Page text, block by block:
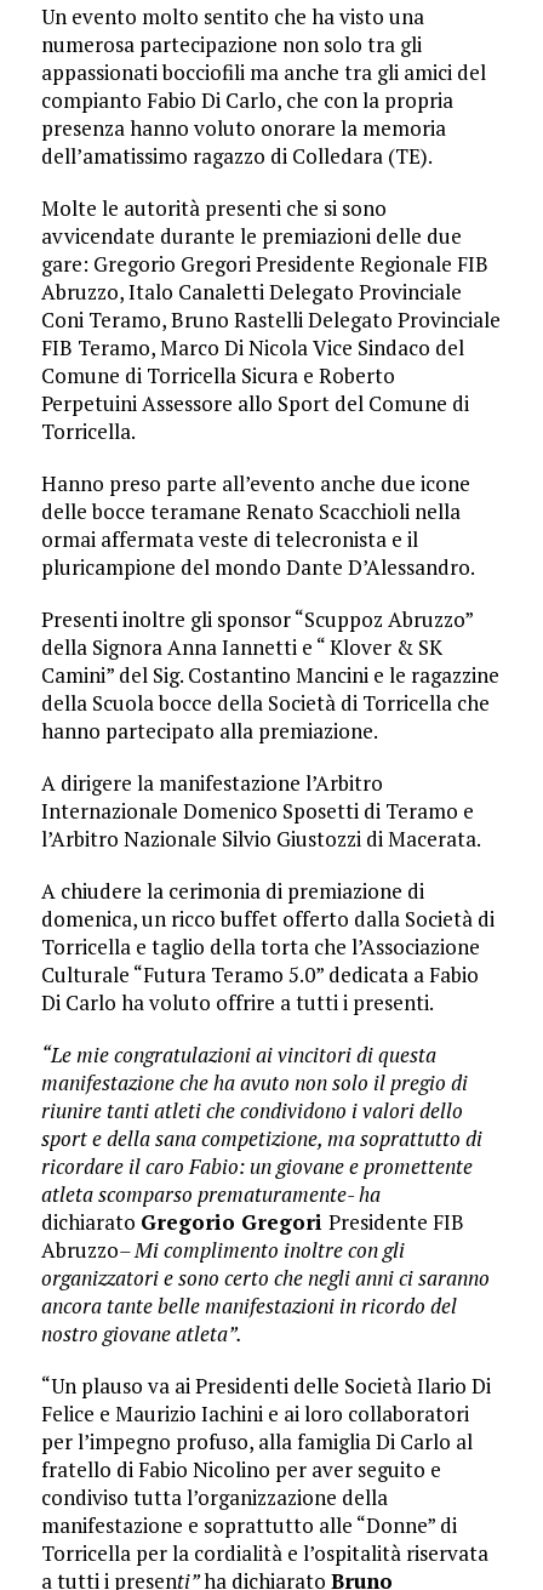
Un evento molto sentito che ha visto una
numerosa partecipazione non solo tra gli
appassionati bocciofili ma anche tra gli amici del
compianto Fabio Di Carlo, che con la propria
presenza hanno voluto onorare la memoria
dell’amatissimo ragazzo di Colledara (TE).
Molte le autorità presenti che si sono
avvicendate durante le premiazioni delle due
gare: Gregorio Gregori Presidente Regionale FIB
Abruzzo, Italo Canaletti Delegato Provinciale
Coni Teramo, Bruno Rastelli Delegato Provinciale
FIB Teramo, Marco Di Nicola Vice Sindaco del
Comune di Torricella Sicura e Roberto
Perpetuini Assessore allo Sport del Comune di
Torricella.
Hanno preso parte all’evento anche due icone
delle bocce teramane Renato Scacchioli nella
ormai affermata veste di telecronista e il
pluricampione del mondo Dante D’Alessandro.
Presenti inoltre gli sponsor “Scuppoz Abruzzo”
della Signora Anna Iannetti e “ Klover & SK
Camini” del Sig. Costantino Mancini e le ragazzine
della Scuola bocce della Società di Torricella che
hanno partecipato alla premiazione.
A dirigere la manifestazione l’Arbitro
Internazionale Domenico Sposetti di Teramo e
l’Arbitro Nazionale Silvio Giustozzi di Macerata.
A chiudere la cerimonia di premiazione di
domenica, un ricco buffet offerto dalla Società di
Torricella e taglio della torta che l’Associazione
Culturale “Futura Teramo 5.0” dedicata a Fabio
Di Carlo ha voluto offrire a tutti i presenti.
“Le mie congratulazioni ai vincitori di questa
manifestazione che ha avuto non solo il pregio di
riunire tanti atleti che condividono i valori dello
sport e della sana competizione, ma soprattutto di
ricordare il caro Fabio: un giovane e promettente
atleta scomparso prematuramente- ha
dichiarato Gregorio Gregori Presidente FIB
Abruzzo– Mi complimento inoltre con gli
organizzatori e sono certo che negli anni ci saranno
ancora tante belle manifestazioni in ricordo del
nostro giovane atleta”.
“Un plauso va ai Presidenti delle Società Ilario Di
Felice e Maurizio Iachini e ai loro collaboratori
per l’impegno profuso, alla famiglia Di Carlo al
fratello di Fabio Nicolino per aver seguito e
condiviso tutta l’organizzazione della
manifestazione e soprattutto alle “Donne” di
Torricella per la cordialità e l’ospitalità riservata
a tutti i presenti”ha dichiarato Bruno